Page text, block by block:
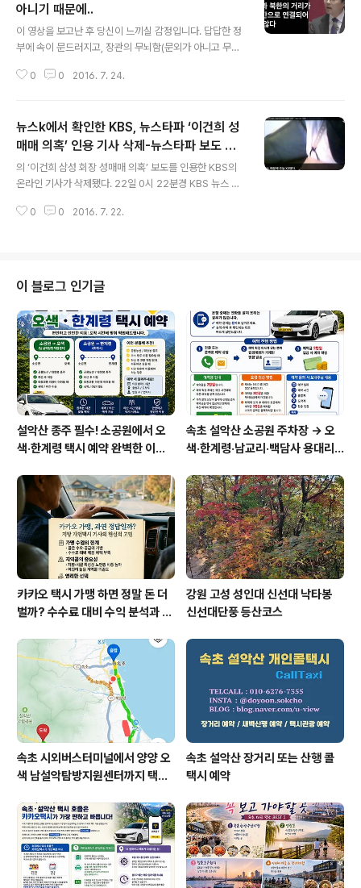
아니기 때문에..
이 영상을 보고난 후 당신이 느끼실 감정입니다. 답답한 정
부에 속이 문드러지고, 장관의 무뇌함(문외가 아니고 무뇌)
히 이해되실지도 모릅니다. 복잡한 군사 용어 따위 다 몰라
0 0 2016. 7. 24.
뉴스k에서 확인한 KBS, 뉴스타파 ‘이건희 성
매매 의혹’ 인용 기사 삭제-뉴스타파 보도 영
상
의 ‘이건희 삼성 회장 성매매 의혹’ 보도를 인용한 KBS의
온라인 기사가 삭제됐다. 22일 0시 22분경 KBS 뉴스 홈
매 의혹"…"공식 입장 아직 없다")는 약 20분 뒤인 0시 40
서 해당 기사의 제목을 검색한 결과, '저장된 페이지'에는
기존의 기사가 잠시 화면에 나타난 뒤 "페이지를 찾을 수
없습니다"라는 '서버 오류' 화면이 뜬다. 게재됐던 기사가
삭제됐다는 사실이 확인된 것이다. 지상파 방송사 중 유일
하게 ‘이건희 회장 성매매 의혹’을 인용했던 KBS의 기사
가..
0 0 2016. 7. 22.
이 블로그 인기글
설악산 종주 필수! 소공원에서 오
색·한계령 택시 예약 완벽한 이용
속초 설악산 소공원 주차장 → 오
색·한계령·남교리·백담사 용대리
카카오 택시 가맹 하면 정말 돈 더
벌까? 수수료 대비 수익 분석과 비
강원 고성 성인대 신선대 낙타봉
신선대단풍 등산코스
속초 시외버스터미널에서 양양 오
색 남설악탐방지원센터까지 택시
속초 설악산 장거리 또는 산행 콜
택시 예약